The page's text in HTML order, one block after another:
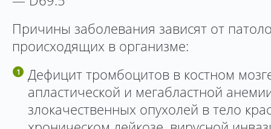
Причины заболевания зависят от
происходящих в организме:
Дефицит тромбоцитов в костном
апластической и мегабластной
злокачественных опухолей в тело